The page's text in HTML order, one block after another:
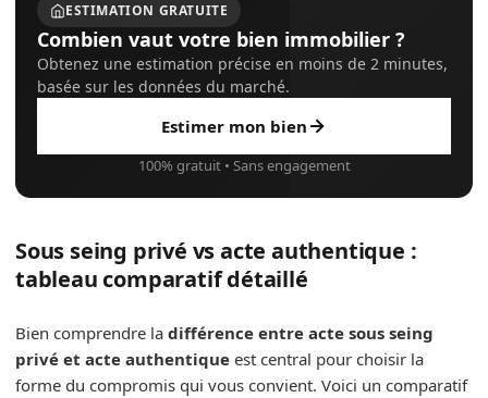
ESTIMATION GRATUITE
Combien vaut votre bien immobilier ?
Obtenez une estimation précise en moins de 2 minutes,
basée sur les données du marché.
Estimer mon bien
100% gratuit • Sans engagement
Sous seing privé vs acte authentique :
tableau comparatif détaillé
Bien comprendre la différence entre acte sous seing
privé et acte authentique est central pour choisir la
forme du compromis qui vous convient. Voici un comparatif